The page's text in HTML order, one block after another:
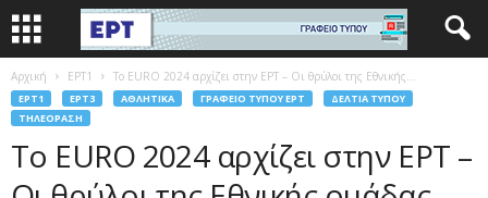
Αρχική EΡΤ1 To EURO 2024 αρχίζει στην ΕΡΤ – Οι θρύλοι της Εθνικής...
EΡΤ1 EΡΤ3 ΑΘΛΗΤΙΚΆ ΓΡΑΦΕΊΟ ΤΎΠΟΥ ΕΡΤ
ΔΕΛΤΊΑ ΤΎΠΟΥ
ΤΗΛΕΌΡΑΣΗ
To EURO 2024 αρχίζει στην ΕΡΤ –